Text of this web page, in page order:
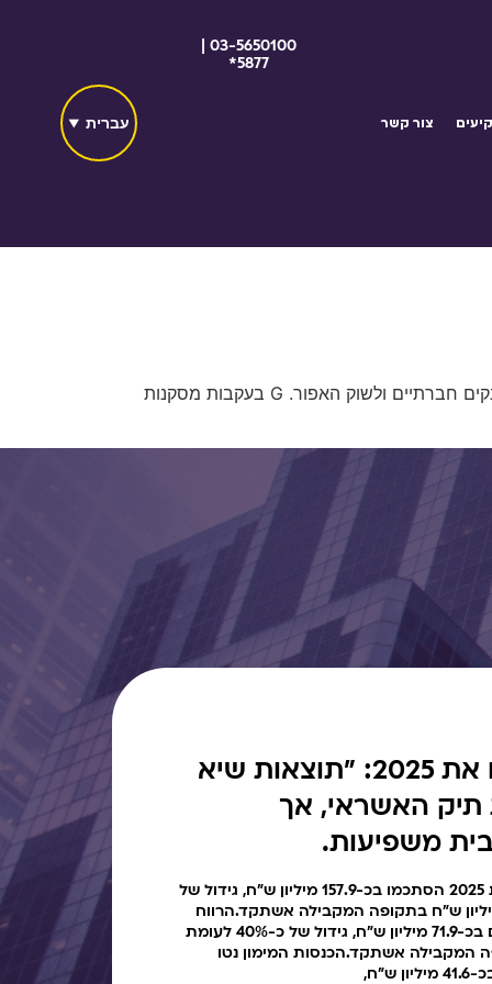
צור קשר
03-5650100 |
5877*
עברית
מחברות כרטיסי האשראי וקרנות פרייבט אקוויטי בינלאומיות, דרך רמי לוי, סופרפארם ורשתות השיווק המקומיות, ועד לבנקים חברתיים ולשוק האפור. G בעקבות מסקנות
ג׳קי כהן מסכם את 2025: "תוצאות שיא
תיק האשראי, אך
משפיעות.
הכנסות המימון נטו בשנת 2025 הסתכמו בכ-157.9 מיליון ש"ח, גידול של
לעומת כ-128.1 מיליון ש"ח בתקופה המקבילה אשתקד.הרווח
הנקי בשנת 2025 הסתכם בכ-71.9 מיליון ש"ח, גידול של כ-40% לעומת
המקבילה אשתקד.הכנסות המימון נטו
ש"ח,